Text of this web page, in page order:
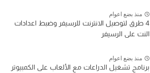
منذ بضع اعوام
4 طرق لتوصيل الانترنت للرسيفر وضبط اعدادات
النت على الرسيفر
منذ بضع اعوام
برنامج تشغيل الدراعات مع الألعاب على الكمبيوتر